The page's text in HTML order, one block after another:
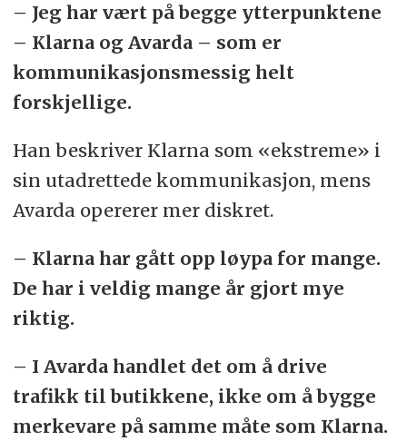
– Jeg har vært på begge ytterpunktene
– Klarna og Avarda – som er
kommunikasjonsmessig helt
forskjellige.
Han beskriver Klarna som «ekstreme» i
sin utadrettede kommunikasjon, mens
Avarda opererer mer diskret.
– Klarna har gått opp løypa for mange.
De har i veldig mange år gjort mye
riktig.
– I Avarda handlet det om å drive
trafikk til butikkene, ikke om å bygge
merkevare på samme måte som Klarna.